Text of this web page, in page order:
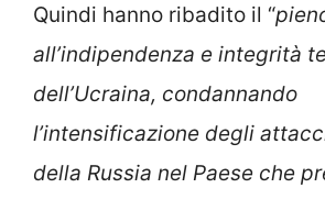
Quindi hanno ribadito il “
all’indipendenza e integrità
dell’Ucraina, condannando
l’intensificazione degli
della Russia nel Paese che